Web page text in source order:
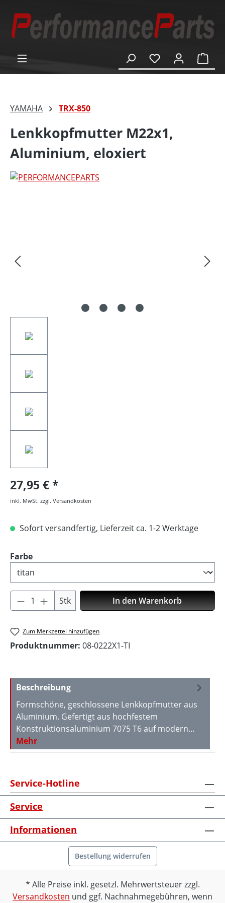
springen
YAMAHA TRX-850
Lenkkopfmutter M22x1,
Aluminium, eloxiert
27,95 €
inkl. MwSt. zzgl. Versandkosten
Sofort versandfertig, Lieferzeit ca. 1-2 Werktage
Farbeauswählen
Produkt Anzahl: Gib den gewünschten
Stk In den Warenkorb
Zum Merkzettel hinzufügen
Produktnummer: 08-0222X1-TI
Beschreibung
Formschöne, geschlossene Lenkkopfmutter aus
Aluminium. Gefertigt aus hochfestem
Konstruktionsaluminium 7075 T6 auf modern…
Mehr
Service-Hotline
Service
Informationen
Bestellung widerrufen
Alle Preise inkl. gesetzl. Mehrwertsteuer zzgl.
Versandkosten und ggf. Nachnahmegebühren, wenn